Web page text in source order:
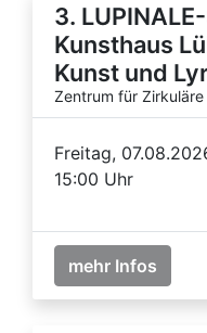
3.
Kunsthaus
Kunst und
Zentrum für Zirkuläre
Freitag,
15:00 Uhr
mehr Infos